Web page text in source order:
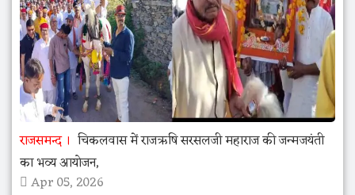
राजसमन्द
चिकलवास में राजऋषि सरसलजी महाराज की जन्मजयंती
का भव्य आयोजन,
Apr 05, 2026